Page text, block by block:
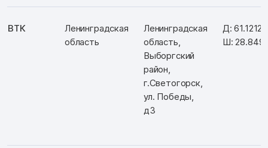
ВТК
Ленинградская
область
Ленинградская
область,
Выборгский
район,
г.Светогорск,
ул. Победы,
д3
Д: 61.1212
Ш: